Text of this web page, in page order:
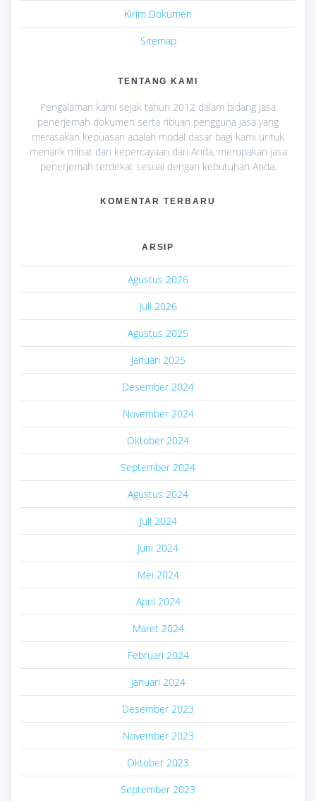
Kirim Dokumen
Sitemap
TENTANG KAMI
Pengalaman kami sejak tahun 2012 dalam bidang jasa
penerjemah dokumen serta ribuan pengguna jasa yang
merasakan kepuasan adalah modal dasar bagi kami untuk
menarik minat dan kepercayaan dari Anda, merupakan jasa
penerjemah terdekat sesuai dengan kebutuhan Anda.
KOMENTAR TERBARU
ARSIP
Agustus 2026
Juli 2026
Agustus 2025
Januari 2025
Desember 2024
November 2024
Oktober 2024
September 2024
Agustus 2024
Juli 2024
Juni 2024
Mei 2024
April 2024
Maret 2024
Februari 2024
Januari 2024
Desember 2023
November 2023
Oktober 2023
September 2023